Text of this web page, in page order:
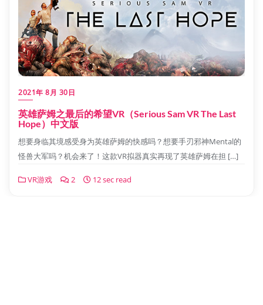
2021年 8月 30日
英雄萨姆之最后的希望VR（Serious Sam VR The Last
Hope）中文版
想要身临其境感受身为英雄萨姆的快感吗？想要手刃邪神Mental的
怪兽大军吗？机会来了！这款VR拟器真实再现了英雄萨姆在担 […]
VR游戏 2 12 sec read